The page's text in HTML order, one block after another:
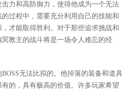
力和高防御力，使得他成为一个无法
过程中，需要充分利用自己的技能和
才能取得胜利。对于那些追求挑战和
教主的战斗将是一场令人难忘的经
无法比拟的。他掉落的装备和道具
的，具有极高的价值。许多玩家希望